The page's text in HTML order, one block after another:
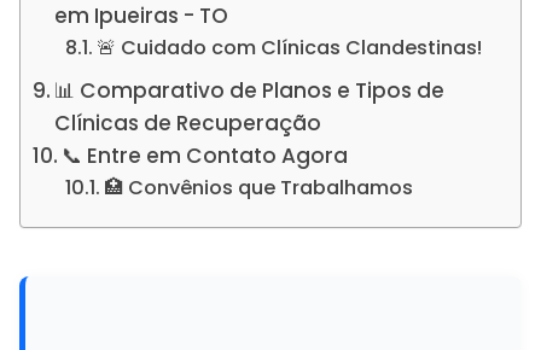
em Ipueiras - TO
🚨 Cuidado com Clínicas Clandestinas!
📊 Comparativo de Planos e Tipos de
Clínicas de Recuperação
📞 Entre em Contato Agora
🏥 Convênios que Trabalhamos